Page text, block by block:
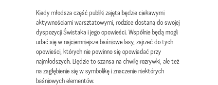
Kiedy młodsza część publiki zajęta będzie ciekawymi
aktywnościami warsztatowymi, rodzice dostaną do swojej
dyspozycji Świstaka i jego opowieści. Wspólnie będą mogli
udać się w najciemniejsze baśniowe lasy, zajrzeć do tych
opowieści, których nie powinno się opowiadać przy
najmłodszych. Będzie to szansa na chwilę rozrywki, ale też
na zagłębienie się w symbolikę i znaczenie niektórych
baśniowych elementów.